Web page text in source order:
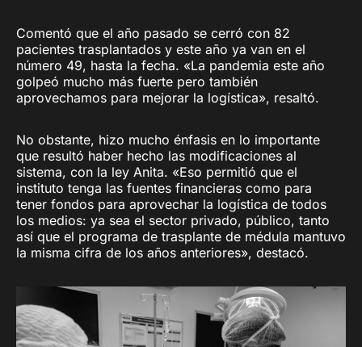
Comentó que el año pasado se cerró con 82
pacientes trasplantados y este año ya van en el
número 49, hasta la fecha. «La pandemia este año
golpeó mucho más fuerte pero también
aprovechamos para mejorar la logística», resaltó.
No obstante, hizo mucho énfasis en lo importante
que resultó haber hecho las modificaciones al
sistema, con la ley Anita. «Eso permitió que el
instituto tenga las fuentes financieras como para
tener fondos para aprovechar la logística de todos
los medios: ya sea el sector privado, público, tanto
así que el programa de trasplante de médula mantuvo
la misma cifra de los años anteriores», destacó.